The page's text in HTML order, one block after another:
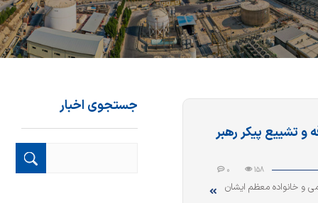
تشییع پیکر رهبر
158
0
و خانواده معظم ایشان
جستجوی اخبار